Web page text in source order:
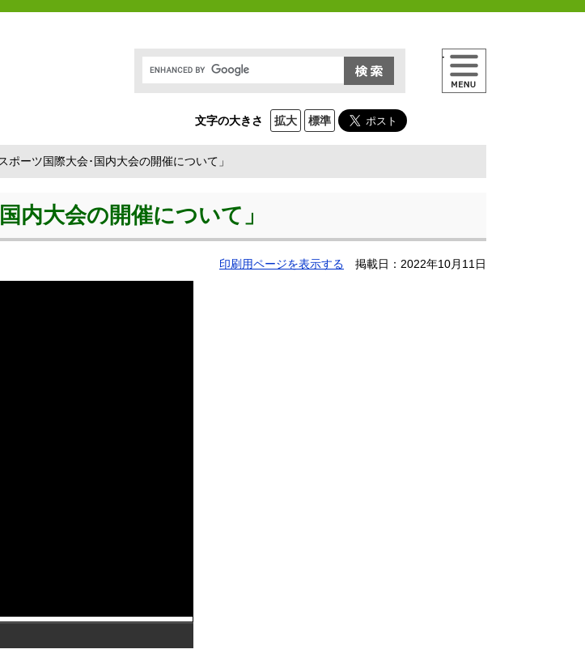
文字の大きさ 拡大 標準
メニュー
ポーツ国際大会･国内大会の開催について」
内大会の開催について」
印刷用ページを表示する 掲載日：2022年10月11日